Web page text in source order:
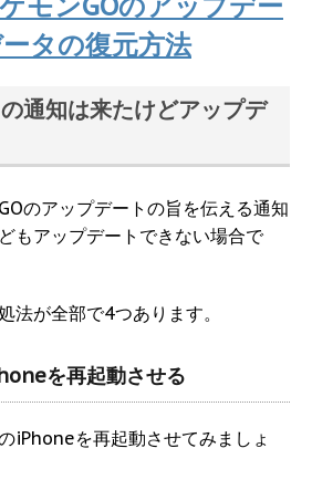
タの復元方法
通知は来たけどアップデ
のアップデートの旨を伝える通知
もアップデートできない場合で
法が全部で4つあります。
を再起動させる
iPhoneを再起動させてみましょ